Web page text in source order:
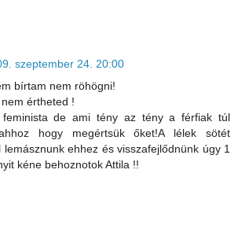
szeptember 24. 20:00
bírtam nem röhögni!
értheted !
feminista de ami tény az tény a férfiak túl
hogy megértsük őket!A lélek sötét
lemásznunk ehhez és visszafejlődnünk úgy 1
kéne behoznotok Attila !!